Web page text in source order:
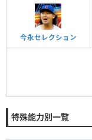
今永セレクション
特殊能力別一覧